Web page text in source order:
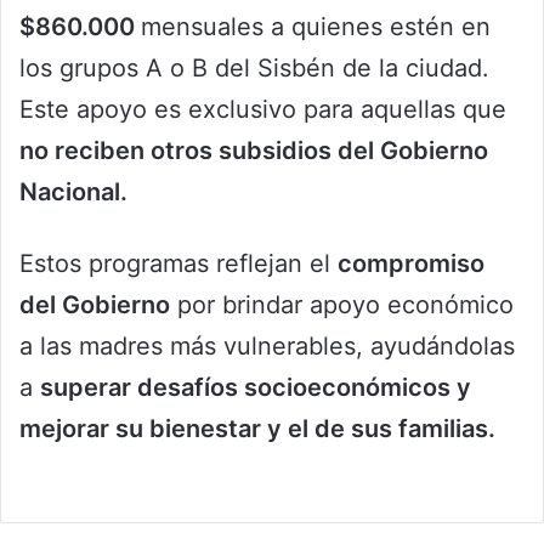
$860.000 mensuales a quienes estén en
los grupos A o B del Sisbén de la ciudad.
Este apoyo es exclusivo para aquellas que
no reciben otros subsidios del Gobierno
Nacional.
Estos programas reflejan el compromiso
del Gobierno por brindar apoyo económico
a las madres más vulnerables, ayudándolas
a superar desafíos socioeconómicos y
mejorar su bienestar y el de sus familias.